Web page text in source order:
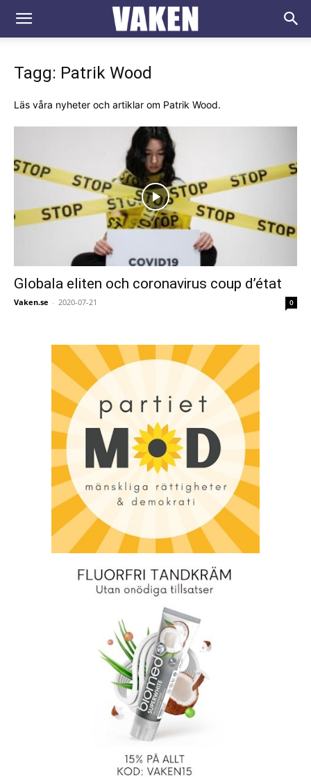
VAKEN.se
Tagg: Patrik Wood
Läs våra nyheter och artiklar om Patrik Wood.
Globala eliten och coronavirus coup d’état
Vaken.se - 2020-07-21 0